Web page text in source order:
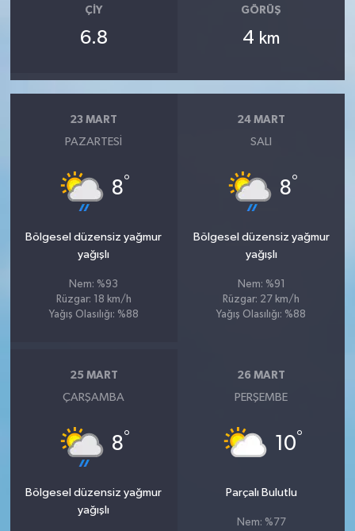
ÇIY
6.8
GÖRÜŞ
4 km
23 MART
PAZARTESI
8°
Bölgesel düzensiz yağmur
yağışlı
Nem: %93
Rüzgar: 18 km/h
Yağış Olasılığı: %88
24 MART
SALI
8°
Bölgesel düzensiz yağmur
yağışlı
Nem: %91
Rüzgar: 27 km/h
Yağış Olasılığı: %88
25 MART
ÇARŞAMBA
8°
Bölgesel düzensiz yağmur
yağışlı
26 MART
PERŞEMBE
10°
Parçalı Bulutlu
Nem: %77